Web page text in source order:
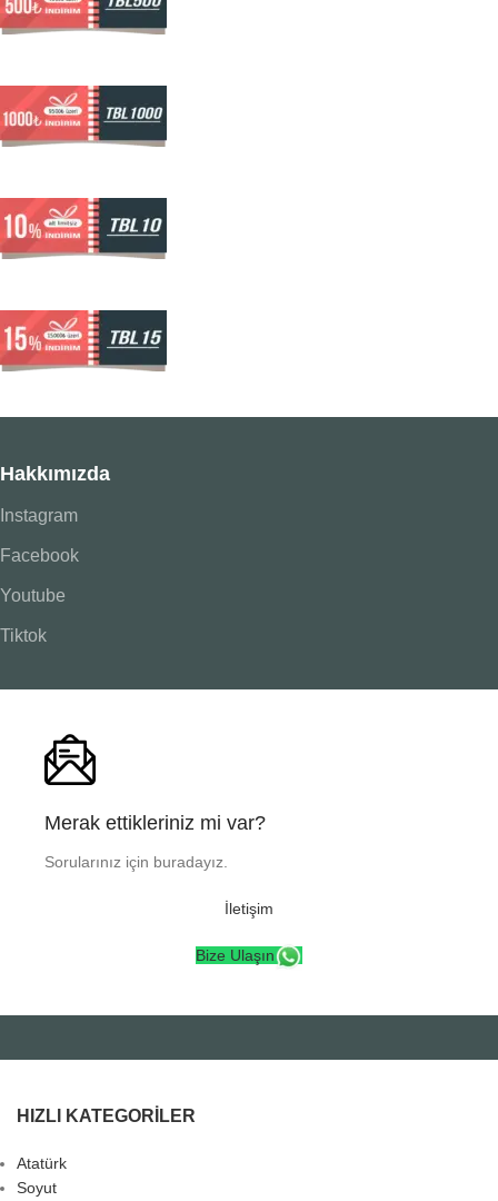
Hakkımızda
Instagram
Facebook
Youtube
Tiktok
Merak ettikleriniz mi var?
Sorularınız için buradayız.
İletişim
Bize Ulaşın
HIZLI KATEGORILER
Atatürk
Soyut